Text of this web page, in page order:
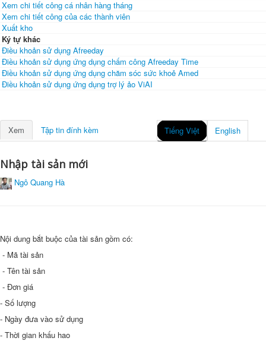
Xem chi tiết công cá nhân hàng tháng
Xem chi tiết công của các thành viên
Xuất kho
Ký tự khác
Điều khoản sử dụng Afreeday
Điều khoản sử dụng ứng dụng chấm công Afreeday Time
Điều khoản sử dụng ứng dụng chăm sóc sức khoẻ Amed
Điều khoản sử dụng ứng dụng trợ lý ảo ViAI
Xem Tập tin đính kèm English
Tiếng Việt
Nhập tài sản mới
Ngô Quang Hà
Nội dung bắt buộc của tài sản gồm có:
- Mã tài sản
- Tên tài sản
- Đơn giá
- Số lượng
- Ngày đưa vào sử dụng
- Thời gian khấu hao